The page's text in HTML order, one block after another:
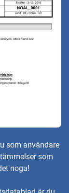
som användare
som
noga!